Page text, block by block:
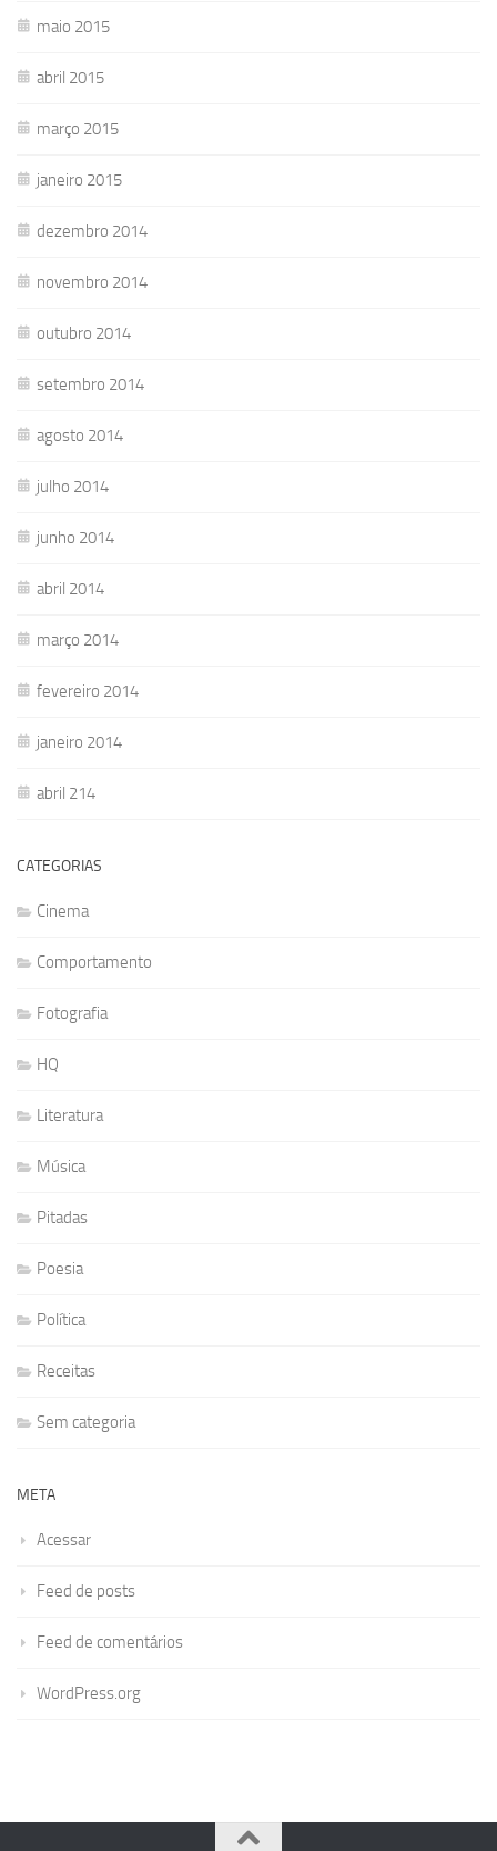
maio 2015
abril 2015
março 2015
janeiro 2015
dezembro 2014
novembro 2014
outubro 2014
setembro 2014
agosto 2014
julho 2014
junho 2014
abril 2014
março 2014
fevereiro 2014
janeiro 2014
abril 214
CATEGORIAS
Cinema
Comportamento
Fotografia
HQ
Literatura
Música
Pitadas
Poesia
Política
Receitas
Sem categoria
META
Acessar
Feed de posts
Feed de comentários
WordPress.org